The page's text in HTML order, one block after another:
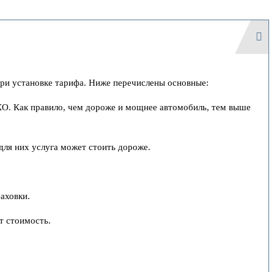
установке тарифа. Ниже перечислены основные:
Как правило, чем дороже и мощнее автомобиль, тем выше
них услуга может стоить дороже.
стоимость.